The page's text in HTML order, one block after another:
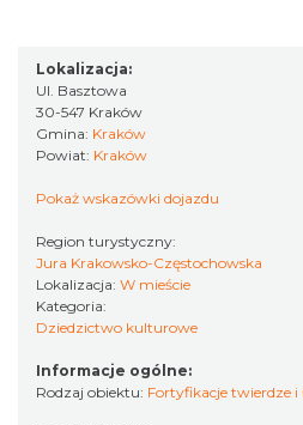
Lokalizacja:
Ul. Basztowa
30-547 Kraków
Gmina: Kraków
Powiat: Kraków
Pokaż wskazówki dojazdu
Region turystyczny:
Jura Krakowsko-Częstochowska
Lokalizacja: W mieście
Kategoria:
Dziedzictwo kulturowe
Informacje ogólne:
Rodzaj obiektu: Fortyfikacje twierdze